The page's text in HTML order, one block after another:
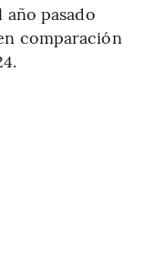
pasado
comparación